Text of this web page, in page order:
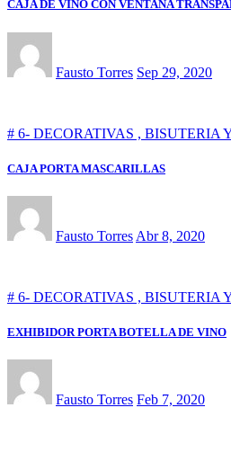
CAJA DE VINO CON VENTANA
Fausto Torres Sep 29, 2020
# 6- DECORATIVAS , BISUTERIA
CAJA PORTA MASCARILLAS
Fausto Torres Abr 8, 2020
# 6- DECORATIVAS , BISUTERIA
EXHIBIDOR PORTA BOTELLA DE VINO
Fausto Torres Feb 7, 2020